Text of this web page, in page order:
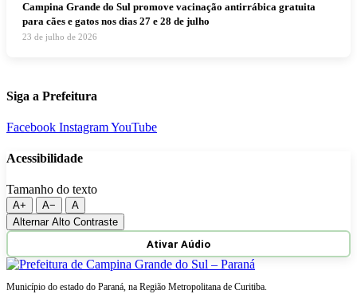
Campina Grande do Sul promove vacinação antirrábica gratuita
para cães e gatos nos dias 27 e 28 de julho
23 de julho de 2026
Siga a Prefeitura
Facebook InstagramYouTube
Acessibilidade
Tamanho do texto
A+ A−
A
Alternar Alto Contraste
Ativar Aúdio
Município do estado do Paraná, na Região Metropolitana de Curitiba.